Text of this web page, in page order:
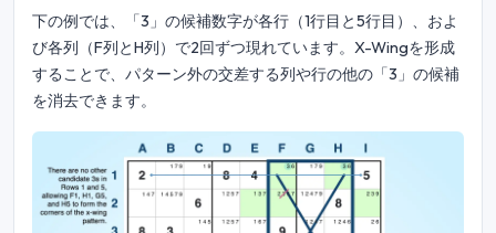
下の例では、「3」の候補数字が各行（1行目と5行目）、およ
び各列（F列とH列）で2回ずつ現れています。X-Wingを形成
することで、パターン外の交差する列や行の他の「3」の候補
を消去できます。